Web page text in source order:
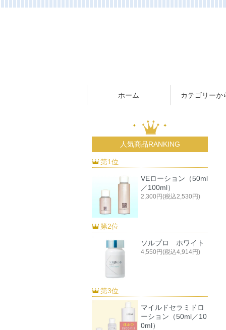
ホーム カテゴリーか
人気商品RANKING
第1位
VEローション（50ml
／100ml）
2,300円(税込2,530円)
第2位
ソルプロ ホワイト
4,550円(税込4,914円)
第3位
マイルドセラミドロ
ーション（50ml／10
0ml）